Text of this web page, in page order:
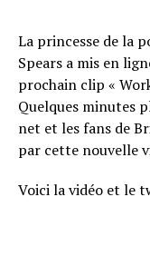
La princesse de la
Spears a mis en
prochain clip «
Quelques minutes
net et les fans de
par cette nouvelle
Voici la vidéo et le